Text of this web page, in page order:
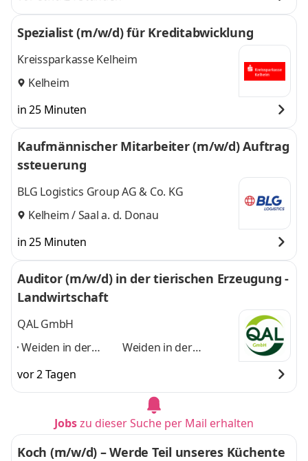
Spezialist (m/w/d) für Kreditabwicklung
Kreissparkasse Kelheim
Kelheim
in 25 Minuten
Kaufmännischer Mitarbeiter (m/w/d) Auftrag
ssteuerung
BLG Logistics Group AG & Co. KG
Kelheim / Saal a. d. Donau
in 25 Minuten
Auditor (m/w/d) in der tierischen Erzeugung -
Landwirtschaft
QAL GmbH
Weiden in der
Schwandorf,
Neumarkt in der
Regensburg, Cham,
Kelheim,
Weiden in der
Neumarkt in der
Oberpfalz,
Regensburg, Cham,
Kelheimund 5 weitere
vor 2 Tagen
Jobszu dieser Suche per Mail erhalten
Koch (m/w/d) – Werde Teil unseres Küchente